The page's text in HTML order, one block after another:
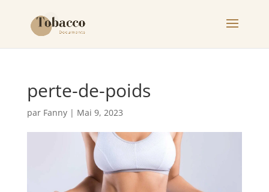
perte-de-poids
par Fanny| Mai 9, 2023